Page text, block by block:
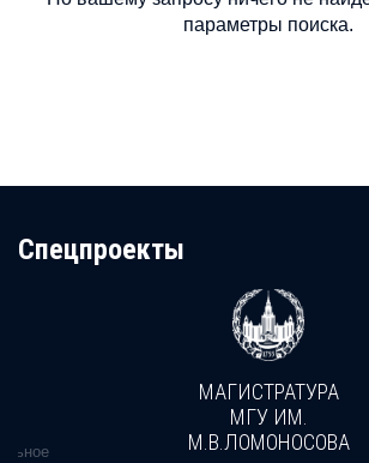
параметры поиска.
Cпецпроекты
МАГИСТРАТУРА
МГУ ИМ.
М.В.ЛОМОНОСОВА